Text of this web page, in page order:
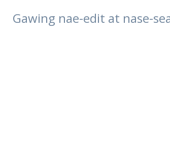
Gawing nae-edit at nase-